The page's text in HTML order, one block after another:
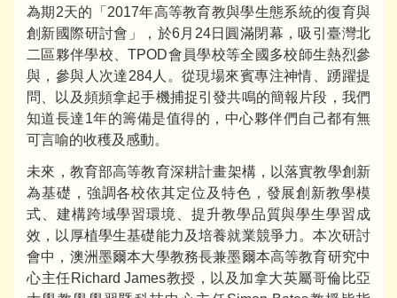
為期2天的「2017年高等教育教與學生態系統的復育與
創新國際研討會」，於6月24日圓滿閉幕，吸引臺灣北
二區夥伴學校、TPOD會員學校等全國多校師生熱烈參
與，參與人次達284人。從現場來賓專注神情、踴躍提
問、以及頻頻拿起手機捕捉引發共鳴的簡報片段，我們
知道長達1年的籌備是值得的，中心夥伴們自己都有無
可言喻的收穫及感動。
未來，教育部高等教育深耕計畫架構，以落實教學創新
為基礎，強調各校依其定位及特色，發展創新教學模
式、建構跨域學習環境、提升教學品質與學生學習成
效，以厚植學生基礎能力及培養就業競爭力。本次研討
會中，澳洲墨爾本大學教務長兼墨爾本高等教育研究中
心主任Richard James教授，以及加拿大英屬哥倫比亞